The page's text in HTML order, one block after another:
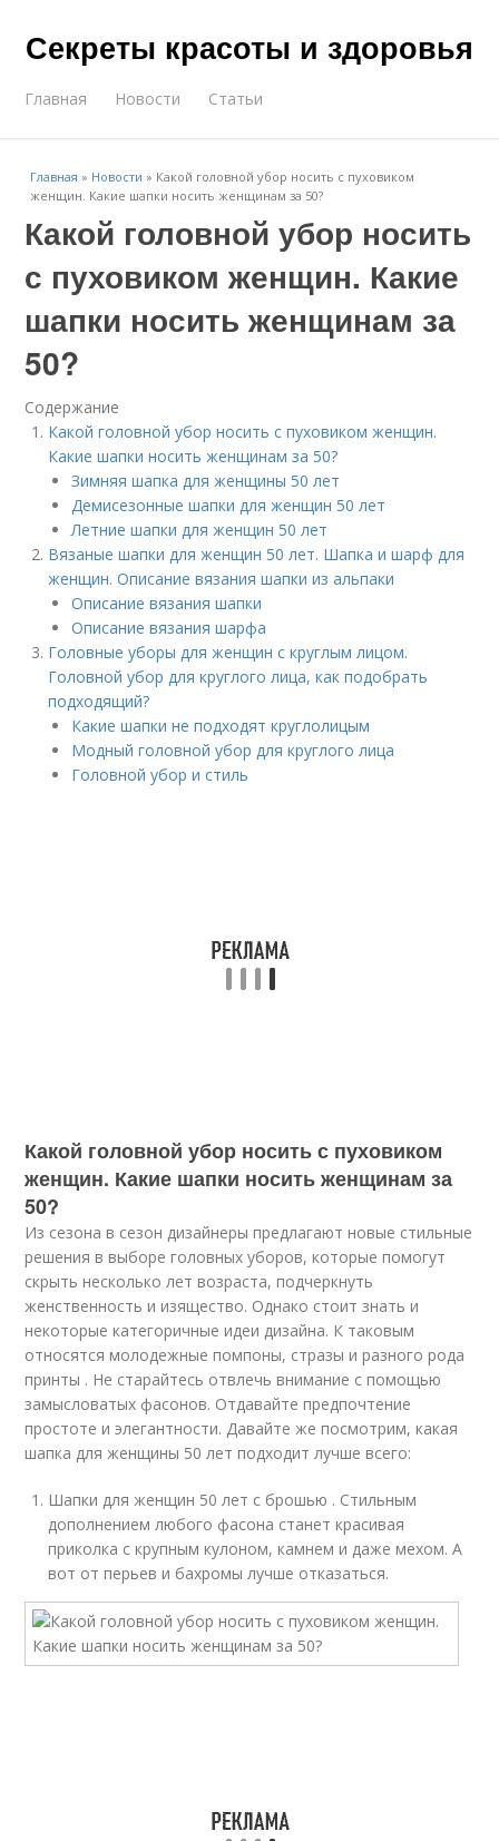
Секреты красоты и здоровья
Главная Новости Статьи
Главная » Новости » Какой головной убор носить с пуховиком
женщин. Какие шапки носить женщинам за 50?
Какой головной убор носить
с пуховиком женщин. Какие
шапки носить женщинам за
50?
Содержание
Какой головной убор носить с пуховиком женщин.
Какие шапки носить женщинам за 50?
Зимняя шапка для женщины 50 лет
Демисезонные шапки для женщин 50 лет
Летние шапки для женщин 50 лет
Вязаные шапки для женщин 50 лет. Шапка и шарф для
женщин. Описание вязания шапки из альпаки
Описание вязания шапки
Описание вязания шарфа
Головные уборы для женщин с круглым лицом.
Головной убор для круглого лица, как подобрать
подходящий?
Какие шапки не подходят круглолицым
Модный головной убор для круглого лица
Головной убор и стиль
Какой головной убор носить с пуховиком
женщин. Какие шапки носить женщинам за
50?
Из сезона в сезон дизайнеры предлагают новые стильные
решения в выборе головных уборов, которые помогут
скрыть несколько лет возраста, подчеркнуть
женственность и изящество. Однако стоит знать и
некоторые категоричные идеи дизайна. К таковым
относятся молодежные помпоны, стразы и разного рода
принты . Не старайтесь отвлечь внимание с помощью
замысловатых фасонов. Отдавайте предпочтение
простоте и элегантности. Давайте же посмотрим, какая
шапка для женщины 50 лет подходит лучше всего:
Шапки для женщин 50 лет с брошью . Стильным
дополнением любого фасона станет красивая
приколка с крупным кулоном, камнем и даже мехом. А
вот от перьев и бахромы лучше отказаться.